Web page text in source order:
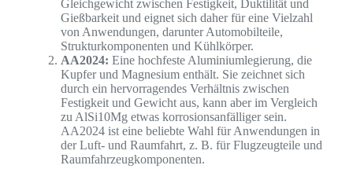
Gleichgewicht zwischen Festigkeit, Duktilität und
Gießbarkeit und eignet sich daher für eine Vielzahl
von Anwendungen, darunter Automobilteile,
Strukturkomponenten und Kühlkörper.
AA2024: Eine hochfeste Aluminiumlegierung, die
Kupfer und Magnesium enthält. Sie zeichnet sich
durch ein hervorragendes Verhältnis zwischen
Festigkeit und Gewicht aus, kann aber im Vergleich
zu AlSi10Mg etwas korrosionsanfälliger sein.
AA2024 ist eine beliebte Wahl für Anwendungen in
der Luft- und Raumfahrt, z. B. für Flugzeugteile und
Raumfahrzeugkomponenten.